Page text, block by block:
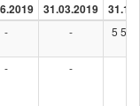
31.03.2019
- - 5
- -